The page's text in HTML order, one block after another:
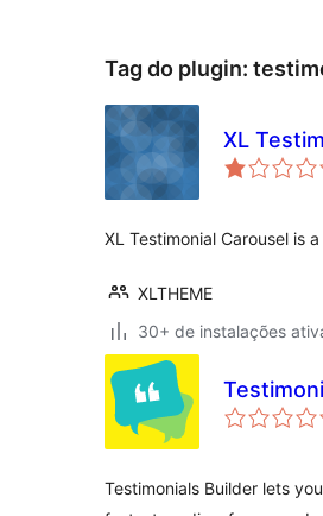
Tag do plugin:
XL
XL Testimonial Carousel is
XLTHEME
30+ de instalações
Testimonials Builder lets